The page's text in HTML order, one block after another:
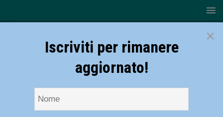
×
Iscriviti per rimanere
aggiornato!